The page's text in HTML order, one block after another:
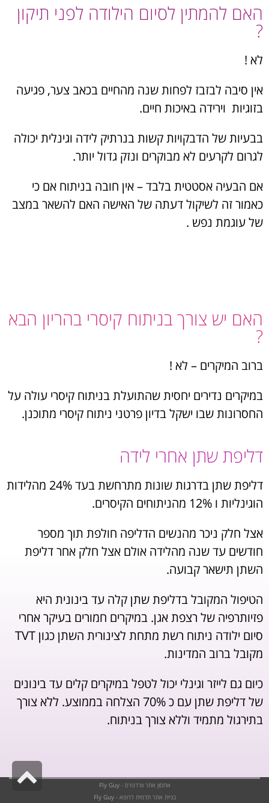
האם להמתין לסיום הילודה לפני תיקון
?
לא !
אין סיבה לבזבז לפחות שנה מהחיים בכאב צער, פגיעה
בזוגיות וירידה באיכות חיים.
בבעיות של הדבקויות קשות בנרתיק לידה וגינלית יכולה
לגרום לקרעים לא מבוקרים ונזק גדול יותר.
אם הבעיה אסטטית בלבד – אין חובה בניתוח אם כי
כאמור זה לשיקול דעתה של האישה האם להשאר במצב
של עוגמת נפש .
האם יש צורך בניתוח קיסרי בהריון הבא
?
ברוב המיקרים – לא !
במיקרים נדירים יחסית שהתועלת בניתוח קיסרי עולה על
החסרונות שבו ישקל בדיון פרטני ניתוח קיסרי מתוכנן.
דליפת שתן אחרי לידה
דליפת שתן בדרגות שונות מתרחשת בעד 24% מהלידות
הוגינליות ו 12% מהניתוחים הקיסרים.
אצל חלק ניכר מהנשים הדליפה חולפת תוך מספר
חודשים עד שנה מהלידה אולם אצל חלק אחר דליפת
השתן תישאר קבועה.
הטיפול המקובל בדליפת שתן קלה עד בינונית היא
פזיותרפיה של רצפת אגן. במיקרים חמורים בעיקר אחרי
סיום ילודה ניתוח רשת מתחת לצינורית השתן כגון TVT
מקובל ברוב המדינות.
כיום גם לייזר וגינלי יכול לטפל במיקרים קלים עד בינונים
של דליפת שתן עם כ 70% הצלחה בממוצע. ללא צורך
בתירגול מתמיד וללא צורך בניתוח.
אחסון אתר וורדפרס -Fly Guy
בניית אתר תדמית לרופא -Fly Guy